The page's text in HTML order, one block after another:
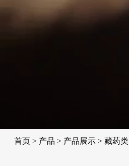
首页 > 产品 > 产品展示 > 藏药类